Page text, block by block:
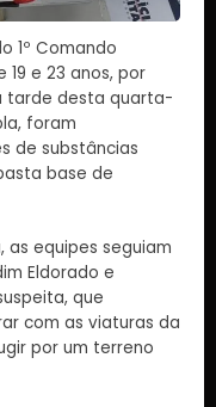
1º Comando
19 e 23 anos, por
tarde desta quarta-
foram
de substâncias
base de
equipes seguiam
Eldorado e
que
com as viaturas da
por um terreno